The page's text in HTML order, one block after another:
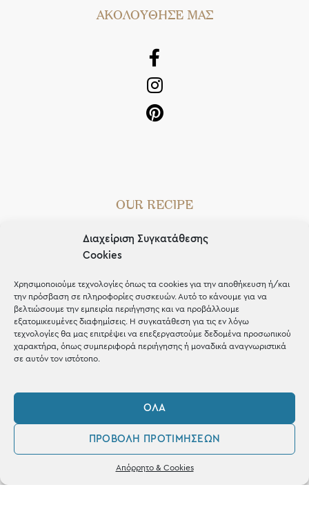
Διαχείριση Συγκατάθεσης
Cookies
Χρησιμοποιούμε τεχνολογίες όπως τα cookies για την αποθήκευση ή/και
την πρόσβαση σε πληροφορίες συσκευών. Αυτό το κάνουμε για να
βελτιώσουμε την εμπειρία περιήγησης και να προβάλλουμε
εξατομικευμένες διαφημίσεις. Η συγκατάθεση για τις εν λόγω
τεχνολογίες θα μας επιτρέψει να επεξεργαστούμε δεδομένα προσωπικού
χαρακτήρα, όπως συμπεριφορά περιήγησης ή μοναδικά αναγνωριστικά
σε αυτόν τον ιστότοπο.
ΌΛΑ
ΠΡΟΒΟΛΉ ΠΡΟΤΙΜΉΣΕΩΝ
Απόρρητο & Cookies
AΚΟΛΟΥΘΗΣΕ ΜΑΣ
OUR RECIPE
Gifts
Blog
Shop the look
ΚΑΤΑΣΤΗΜΑ
Σταθά 17, 38221 Βόλος
Δευ / Τετ / Σαβ: 09:00 - 15:00
0